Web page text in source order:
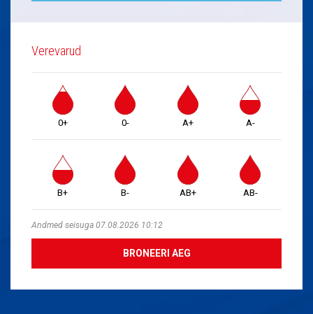
Verevarud
0+ 0- A+ A-
B+ B- AB+ AB-
Andmed seisuga 07.08.2026 10:12
BRONEERI AEG